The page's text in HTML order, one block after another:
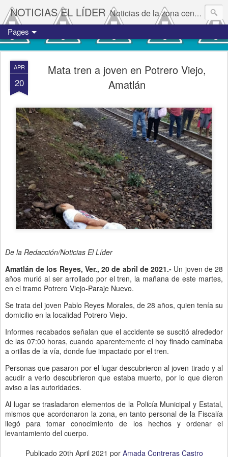
NOTICIAS EL LÍDER Noticias de la zona centro del estado de Veracruz.
Pages
APR
20
Mata tren a joven en Potrero Viejo,
Amatlán
De la Redacción/Noticias El Líder
Amatlán de los Reyes, Ver., 20 de abril de 2021.- Un joven de 28
años murió al ser arrollado por el tren, la mañana de este martes,
en el tramo Potrero Viejo-Paraje Nuevo.
Se trata del joven Pablo Reyes Morales, de 28 años, quien tenía su
domicilio en la localidad Potrero Viejo.
Informes recabados señalan que el accidente se suscitó alrededor
de las 07:00 horas, cuando aparentemente el hoy finado caminaba
a orillas de la vía, donde fue impactado por el tren.
Personas que pasaron por el lugar descubrieron al joven tirado y al
acudir a verlo descubrieron que estaba muerto, por lo que dieron
aviso a las autoridades.
Al lugar se trasladaron elementos de la Policía Municipal y Estatal,
mismos que acordonaron la zona, en tanto personal de la Fiscalía
llegó para tomar conocimiento de los hechos y ordenar el
levantamiento del cuerpo.
Publicado 20th April 2021 por Amada Contreras Castro